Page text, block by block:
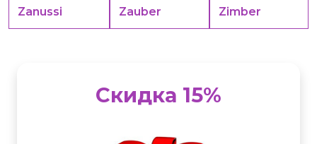
Zanussi Zauber Zimber
Скидка 15%